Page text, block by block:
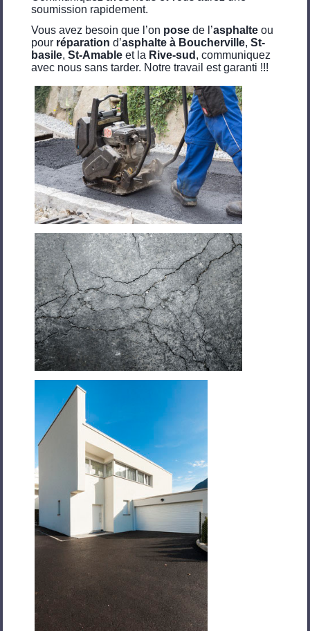
soumission rapidement.
Vous avez besoin que l’on pose de l’asphalte ou
pour réparation d’asphalte à Boucherville,St-
basile,St-Amableet la Rive-sud , communiquez
avec nous sans tarder. Notre travail est garanti !!!